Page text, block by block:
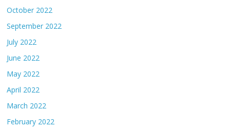
October 2022
September 2022
July 2022
June 2022
May 2022
April 2022
March 2022
February 2022